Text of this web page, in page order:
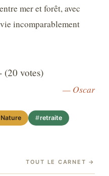
mer et forêt, avec
incomparablement
(20 votes)
— Oscar
Nature retraite
TOUT LE CARNET →